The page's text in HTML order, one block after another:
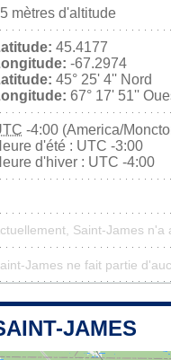
mètres d'altitude
45.4177
-67.2974
45° 25' 4'' Nord
67° 17' 51''
-4:00 (America/
d'été : UTC -3:00
d'hiver : UTC -4:00
Saint-James n'a
James ne fait partie
JAMES